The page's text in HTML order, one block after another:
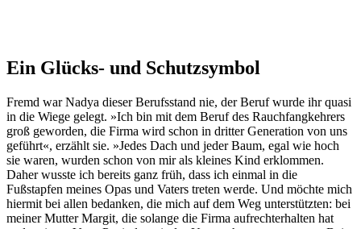
Ein Glücks- und Schutzsymbol
Fremd war Nadya dieser Berufsstand nie, der Beruf wurde ihr quasi
in die Wiege gelegt. »Ich bin mit dem Beruf des Rauchfangkehrers
groß geworden, die Firma wird schon in dritter Generation von uns
geführt«, erzählt sie. »Jedes Dach und jeder Baum, egal wie hoch
sie waren, wurden schon von mir als kleines Kind erklommen.
Daher wusste ich bereits ganz früh, dass ich einmal in die
Fußstapfen meines Opas und Vaters treten werde. Und möchte mich
hiermit bei allen bedanken, die mich auf dem Weg unterstützten: bei
meiner Mutter Margit, die solange die Firma aufrechterhalten hat